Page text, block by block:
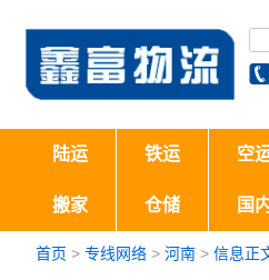
陆运 铁运 空
搬家 仓储 国
首页 >专线网络 >河南 >信息正